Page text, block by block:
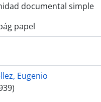
documental simple
papel
Eugenio